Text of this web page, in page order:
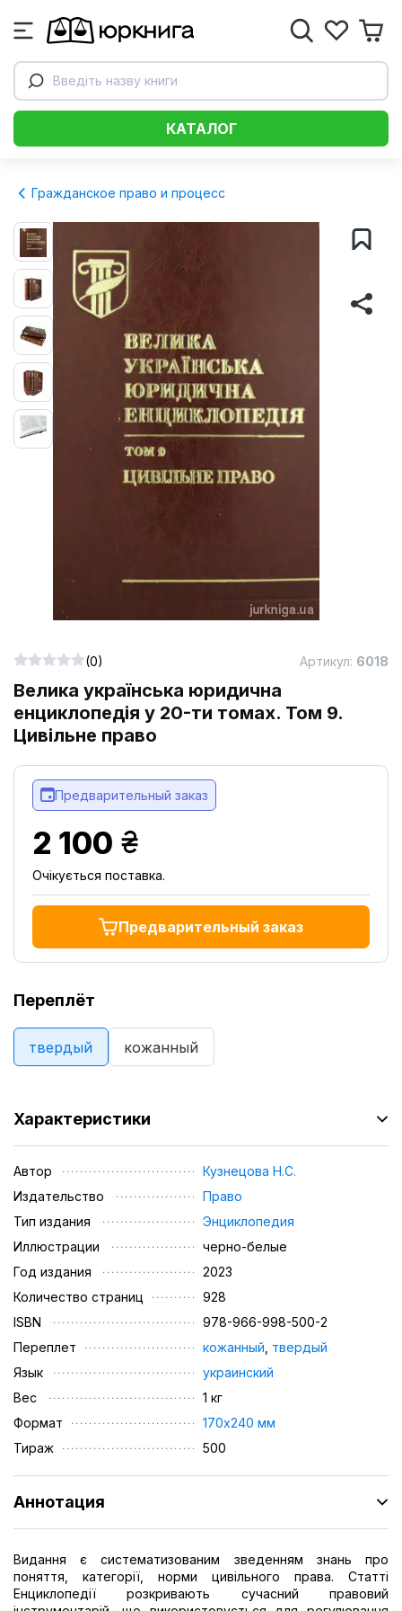
Введіть назву книги
КАТАЛОГ
Гражданское право и процесс
Велика українська юридична
енциклопедія у 20-ти томах. Том 9.
Цивільне право
(0) Артикул: 6018
Предварительный заказ
2 100 грн.
Очікується поставка.
Предварительный заказ
Переплёт
твердый кожанный
Характеристики
Автор
Кузнецова Н.С.
Издательство
Право
Тип издания
Энциклопедия
Иллюстрации
черно-белые
Год издания
2023
Количество страниц
928
ISBN
978-966-998-500-2
Переплет
кожанный твердый
Язык
украинский
Вес
1 кг
Формат
170х240 мм
Тираж
500
Аннотация
Видання є систематизованим зведенням знань про
поняття, категорії, норми цивільного права. Статті
Енциклопедії розкривають сучасний правовий